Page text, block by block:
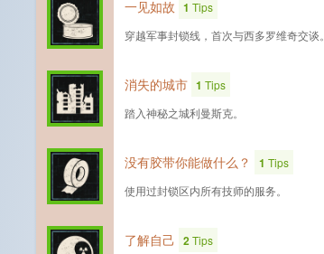
一见如故 1 Tips
穿越军事封锁线，首次与西多罗维奇交谈。
消失的城市 1 Tips
踏入神秘之城利曼斯克。
没有胶带你能做什么？ 1 Tips
使用过封锁区内所有技师的服务。
了解自己 2Tips